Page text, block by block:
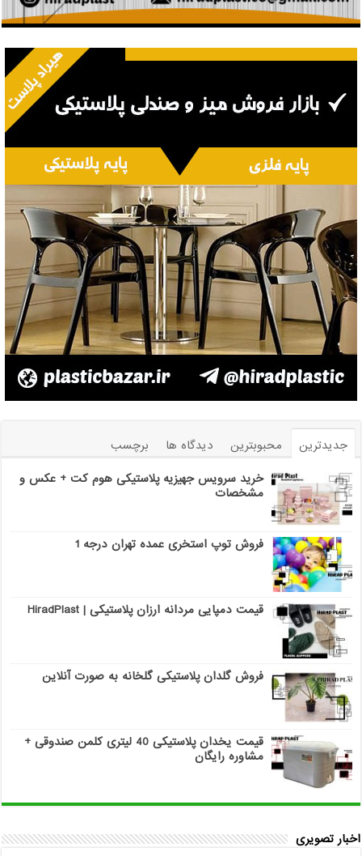
جدیدترین محبوبترین دیدگاه ها
برچسب
خرید سرویس جهیزیه پلاستیکی هوم کت + عکس و
مشخصات
فروش توپ استخری عمده تهران درجه 1
قیمت دمپایی مردانه ارزان پلاستیکی | HiradPlast
فروش گلدان پلاستیکی گلخانه به صورت آنلاین
قیمت یخدان پلاستیکی 40 لیتری کلمن صندوقی +
مشاوره رایگان
اخبار تصویری